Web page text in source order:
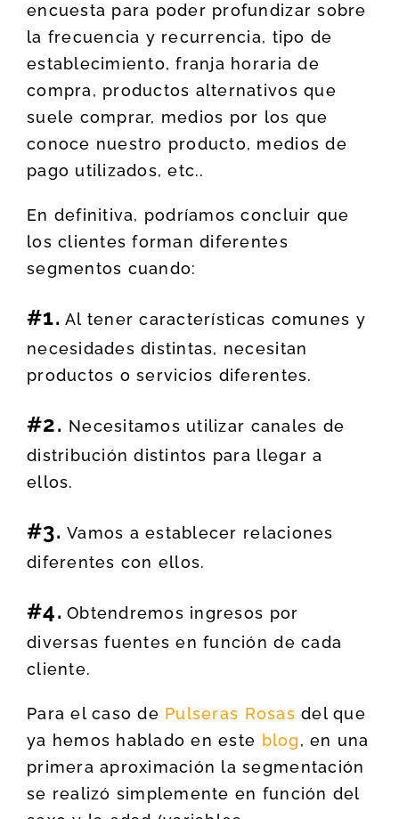
encuesta para poder profundizar sobre
la frecuencia y recurrencia, tipo de
establecimiento, franja horaria de
compra, productos alternativos que
suele comprar, medios por los que
conoce nuestro producto, medios de
pago utilizados, etc..
En definitiva, podríamos concluir que
los clientes forman diferentes
segmentos cuando:
#1. Al tener características comunes y
necesidades distintas, necesitan
productos o servicios diferentes.
#2. Necesitamos utilizar canales de
distribución distintos para llegar a
ellos.
#3. Vamos a establecer relaciones
diferentes con ellos.
#4. Obtendremos ingresos por
diversas fuentes en función de cada
cliente.
Para el caso de Pulseras Rosas del que
ya hemos hablado en este blog, en una
primera aproximación la segmentación
se realizó simplemente en función del